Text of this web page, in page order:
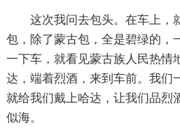
这次我问去包头。在车上，
包，除了蒙古包，全是碧绿的，
一下车，就看见蒙古族人民热情
达，端着烈酒，来到车前。我们
就给我们戴上哈达，让我们品烈
似海。